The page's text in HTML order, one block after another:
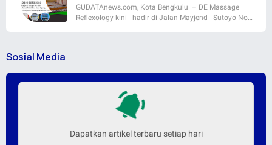
GUDATAnews.com, Kota Bengkulu – DE Massage
Reflexology kini hadir di Jalan Mayjend Sutoyo No…
Sosial Media
Dapatkan artikel terbaru setiap hari